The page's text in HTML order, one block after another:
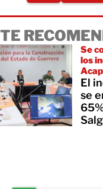
TE
Se
los
El
se